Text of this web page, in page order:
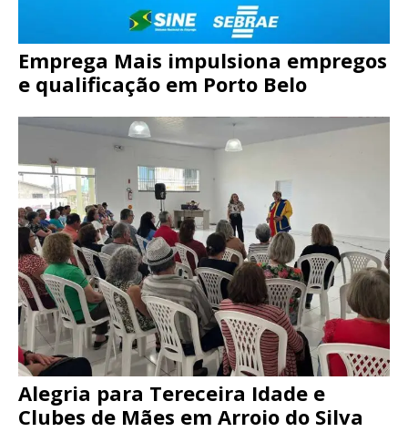
Emprega Mais impulsiona empregos
e qualificação em Porto Belo
Alegria para Tereceira Idade e
Clubes de Mães em Arroio do Silva